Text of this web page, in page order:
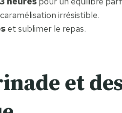
irrésistible.
et sublimer le repas.
et